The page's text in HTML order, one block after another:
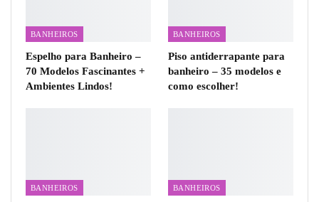
BANHEIROS
Espelho para Banheiro –
70 Modelos Fascinantes +
Ambientes Lindos!
BANHEIROS
Piso antiderrapante para
banheiro – 35 modelos e
como escolher!
BANHEIROS BANHEIROS